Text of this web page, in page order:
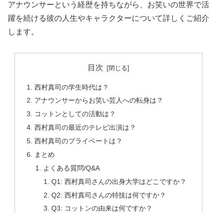
アナウンサーという経歴を持ちながら、お笑いの世界で活
躍を続ける彼の人生やキャラクターについて詳しくご紹介
します。
目次
西村真司の学生時代は？
アナウンサーからお笑い芸人への転身は？
コットンとしての活動は？
西村真司の最近のテレビ出演は？
西村真司のプライベートは？
まとめ
よくある質問/Q&A
Q1: 西村真司さんの出身大学はどこですか？
Q2: 西村真司さんの特技は何ですか？
Q3: コットンの由来は何ですか？